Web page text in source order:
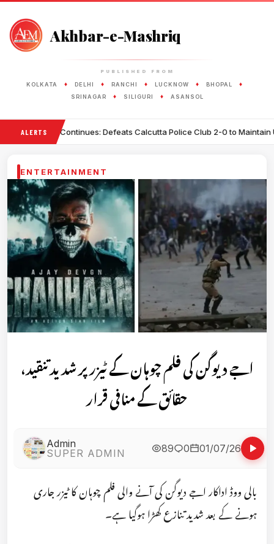
Akhbar-e-Mashriq
PUBLISHED FROM
KOLKATA ♦ DELHI ♦ RANCHI ♦ LUCKNOW ♦ BHOPAL ♦
SRINAGAR ♦ SILIGURI ♦ ASANSOL
ALERTS
Defeats Calcutta Police Club 2-0 to Maintain Unbeaten Record
ENTERTAINMENT
اجے دیوگن کی فلم چوہان کے ٹیزر پر شدید تنقید،
حقائق کے منافی قرار
Admin
SUPER ADMIN
89 0 01/07/26
بالی ووڈ اداکار اجے دیوگن کی آنے والی فلم چوہان کا ٹیزر جاری
ہونے کے بعد شدید تنازع کھڑا ہوگیا ہے۔